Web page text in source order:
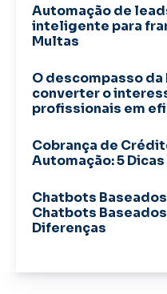
Automação de
inteligente para
Multas
O descompasso da
converter o
profissionais em
Cobrança de
Automação: 5
Chatbots
Chatbots
Diferenças